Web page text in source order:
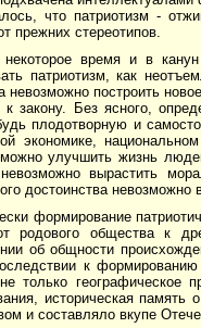
что патриотизм -
прежних стереотипов.
время и в
патриотизм, как
невозможно построить
закону. Без ясного,
плодотворную и
экономике,
улучшить жизнь
вырастить
достоинства
формирование
родового общества к
об общности
к
только географическое
историческая
и составляло вкупе